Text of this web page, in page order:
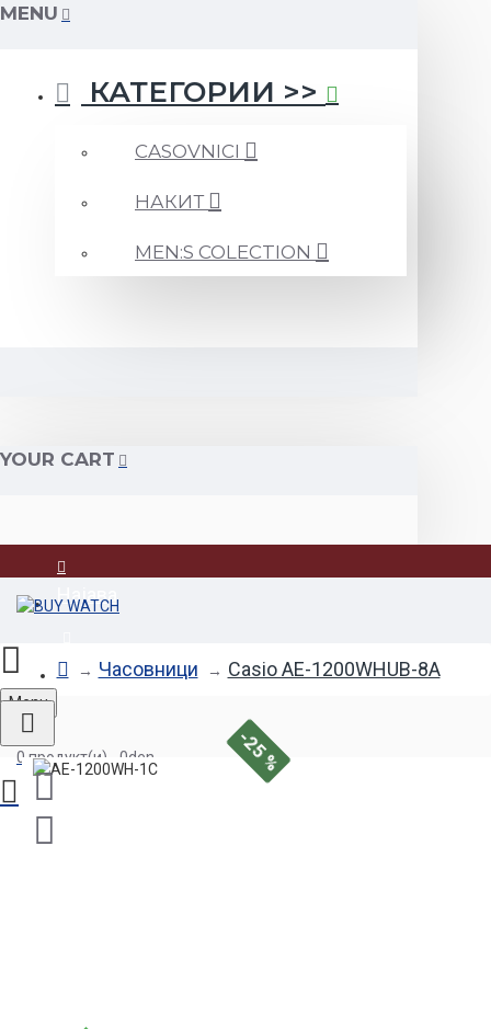
MENU
КАТЕГОРИИ >>
CASOVNICI
НАКИТ
MEN:S COLECTION
YOUR CART
Најава
Регистрација
Menu
0 продукт(и) - 0den
Часовници Casio AE-1200WHUB-8A
-25 %